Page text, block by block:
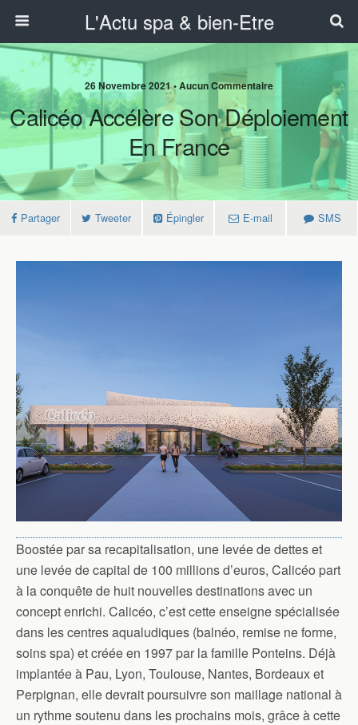
L'Actu spa & bien-Etre
26 Novembre 2021 • Aucun Commentaire
Calicéo Accélère Son Déploiement
En France
Partager Tweeter Épingler E-mail SMS
Boostée par sa recapitalisation, une levée de dettes et
une levée de capital de 100 millions d’euros, Calicéo part
à la conquête de huit nouvelles destinations avec un
concept enrichi. Calicéo, c’est cette enseigne spécialisée
dans les centres aqualudiques (balnéo, remise ne forme,
soins spa) et créée en 1997 par la famille Ponteins. Déjà
implantée à Pau, Lyon, Toulouse, Nantes, Bordeaux et
Perpignan, elle devrait poursuivre son maillage national à
un rythme soutenu dans les prochains mois, grâce à cette